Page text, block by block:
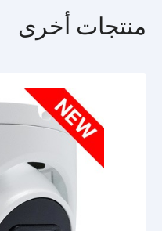
صوت، مدخل إنذار، مخرج
منتجات أخرى